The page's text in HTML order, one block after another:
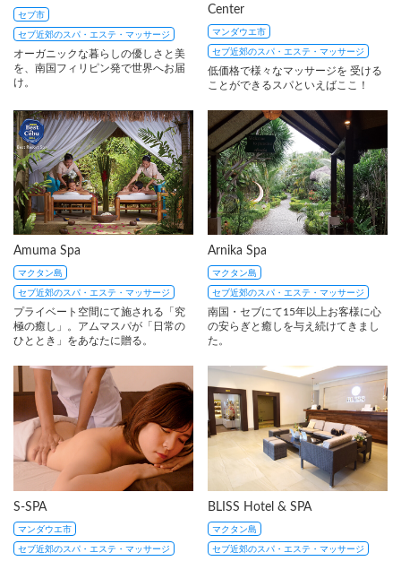
セブ市
セブ近郊のスパ・エステ・マッサージ
オーガニックな暮らしの優しさと美
を、南国フィリピン発で世界へお届
け。
Center
マンダウエ市
セブ近郊のスパ・エステ・マッサージ
低価格で様々なマッサージを 受ける
ことができるスパといえばここ！
Amuma Spa
マクタン島
セブ近郊のスパ・エステ・マッサージ
プライベート空間にて施される「究
極の癒し」。アムマスパが「日常の
ひととき」をあなたに贈る。
Arnika Spa
マクタン島
セブ近郊のスパ・エステ・マッサージ
南国・セブにて15年以上お客様に心
の安らぎと癒しを与え続けてきまし
た。
S-SPA
マンダウエ市
セブ近郊のスパ・エステ・マッサージ
BLISS Hotel & SPA
マクタン島
セブ近郊のスパ・エステ・マッサージ